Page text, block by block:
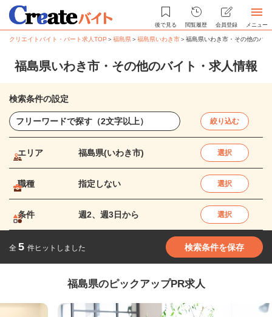
後で見る 閲覧履歴 会員登録 メニュー
クリエイトバイト・パート求人TOP ＞福島県＞福島県いわき市＞福島県いわき市・その他のバ
福島県いわき市・その他のバイト・求人情報
検索条件の設定
絞り込む
エリア 福島県(いわき市) 選択
職種 指定しない 選択
条件 週2、週3日から 選択
全 5 件ヒットしました 検索条件を保存
福島県のピックアップPR求人